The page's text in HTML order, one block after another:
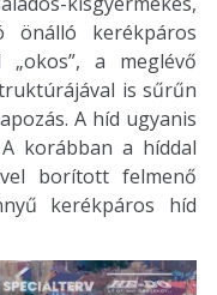
önálló kerékpáros
a meglévő
is sűrűn
A híd ugyanis
korábban a híddal
borított felmenő
kerékpáros híd